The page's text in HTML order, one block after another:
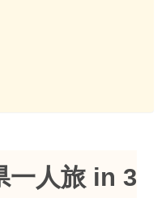
人旅 in 3